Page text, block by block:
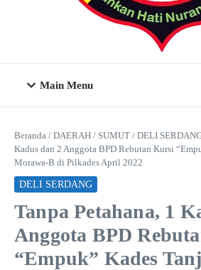
Main Menu
Beranda / DAERAH / SUMUT / DELI
Kadus dan 2 Anggota BPD Rebutan Kursi
Morawa-B di Pilkades April 2022
DELI SERDANG
Tanpa Petahana, 1
Anggota BPD
“Empuk” Kades